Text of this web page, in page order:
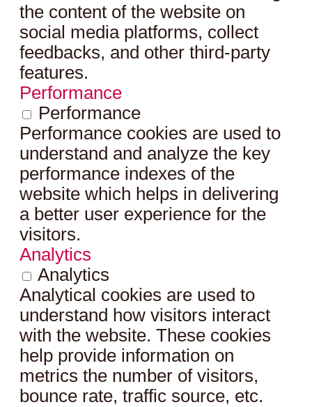
the content of the website on
social media platforms, collect
feedbacks, and other third-party
features.
Performance
Performance
Performance cookies are used to
understand and analyze the key
performance indexes of the
website which helps in delivering
a better user experience for the
visitors.
Analytics
Analytics
Analytical cookies are used to
understand how visitors interact
with the website. These cookies
help provide information on
metrics the number of visitors,
bounce rate, traffic source, etc.